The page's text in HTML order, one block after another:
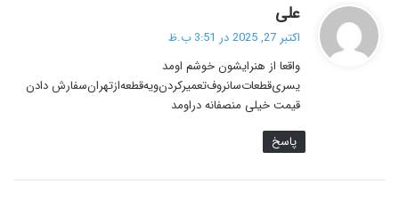
علی
ف
:
اکتبر 27, 2025 در 3:51 ب.ظ
واقعا از هنرایشون خوشم اومد
یسری‌قطعات‌سانروف‌تعمیرکردن‌ویه‌قطعه‌ازتهران‌سفارش دادن
قیمت خیلی منصفانه دراومد
پاسخ